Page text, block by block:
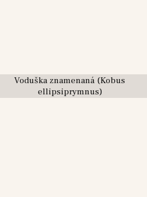
Voduška znamenaná (Kobus
ellipsiprymnus)